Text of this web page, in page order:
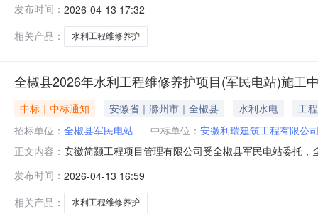
馆北门14幢102门面房联系方式：林露、15385053112
发布时间： 2026-04-13 17:32
相关产品：
水利工程维修养护
全椒县2026年水利工程维修养护项目(军民电站)施工
中标｜中标通知 安徽省｜滁州市｜全椒县 水利水电
工程
招标单位： 全椒县军民电站 中标单位： 安徽利瑞建筑工程有限公
正文内容： 安徽简颢工程项目管理有限公司受全椒县军民电站委托
备维修根据滁城应急供水要求，在服务期内分批次实施
发布时间： 2026-04-13 16:59
相关产品：
水利工程维修养护